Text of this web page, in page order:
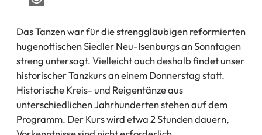
Das Tanzen war für die strenggläubigen reformierten
hugenottischen Siedler Neu-Isenburgs an Sonntagen
streng untersagt. Vielleicht auch deshalb findet unser
historischer Tanzkurs an einem Donnerstag statt.
Historische Kreis- und Reigentänze aus
unterschiedlichen Jahrhunderten stehen auf dem
Programm. Der Kurs wird etwa 2 Stunden dauern,